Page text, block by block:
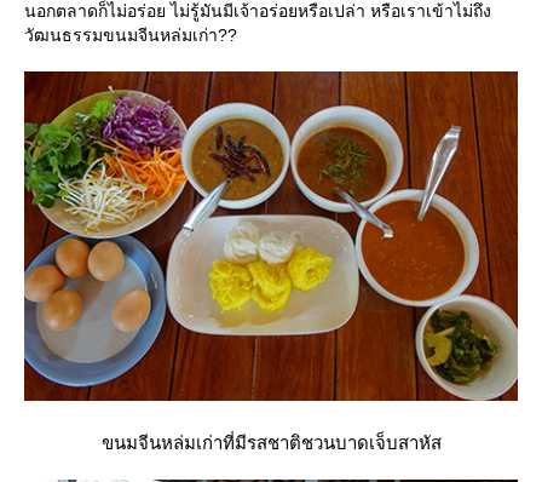
นอกตลาดก็ไม่อร่อย ไม่รู้มันมีเจ้าอร่อยหรือเปล่า หรือเราเข้าไม่ถึง
วัฒนธรรมขนมจีนหล่มเก่า??
ขนมจีนหล่มเก่าที่มีรสชาติชวนบาดเจ็บสาหัส